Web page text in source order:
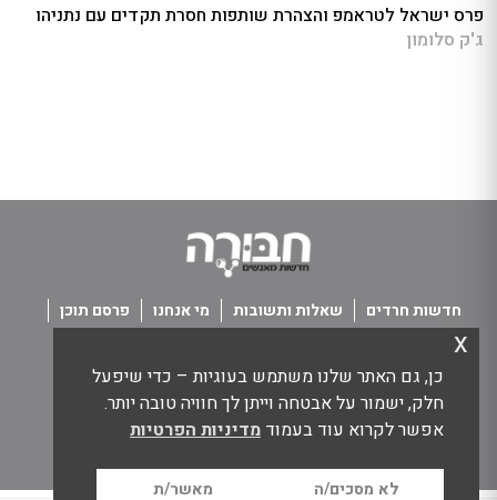
כן, גם האתר שלנו משתמש בעוגיות – כדי שיפעל
חלק, ישמור על אבטחה וייתן לך חוויה טובה יותר.
אפשר לקרוא עוד בעמוד מדיניות הפרטיות
לא מסכים/ה מאשר/ת
x
פרס ישראל לטראמפ והצהרת שותפות חסרת תקדים עם נתניהו
ג'ק סלומון
חדשות חרדים שאלות ותשובות מי אנחנו
פרסם תוכן
כל הזכויות שמורות חבורה - חדשות מאנשים